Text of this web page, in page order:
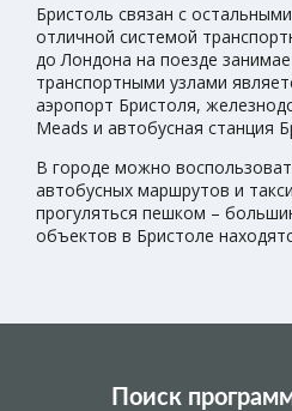
Бристоль связан с
отличной системой
до Лондона на поезде
транспортными узлами
аэропорт Бристоля,
Meads и автобусная станция
В городе можно
автобусных маршрутов и
прогуляться пешком –
объектов в Бристоле
Поиск